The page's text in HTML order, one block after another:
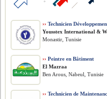
›› Technicien
Yousstex International &
Monastir, Tunisie
›› Peintre en Bâtiment
El Mazraa
Ben Arous, Nabeul, Tunisie
›› Technicien de